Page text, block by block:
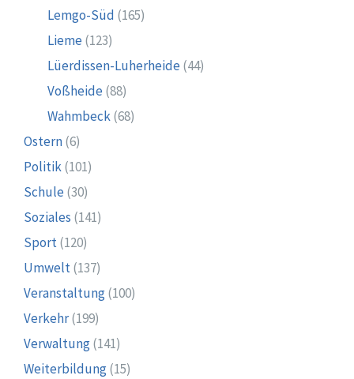
Lemgo-Süd (165)
Lieme (123)
Lüerdissen-Luherheide (44)
Voßheide (88)
Wahmbeck(68)
Ostern(6)
Politik(101)
Schule (30)
Soziales (141)
Sport(120)
Umwelt(137)
Veranstaltung(100)
Verkehr(199)
Verwaltung(141)
Weiterbildung(15)